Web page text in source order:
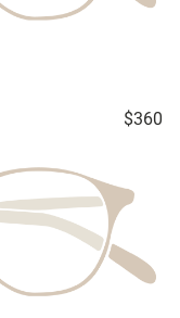
$360